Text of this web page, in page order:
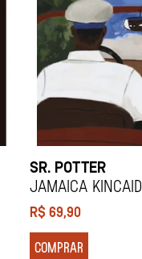
SR. POTTER
Jamaica Kincaid
R$69,90
COMPRAR